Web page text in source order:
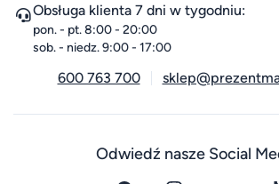
Obsługa klienta 7 dni w tygodniu:
pon. - pt. 8:00 - 20:00
sob. - niedz. 9:00 - 17:00
600 763 700
Odwiedź nasze Social